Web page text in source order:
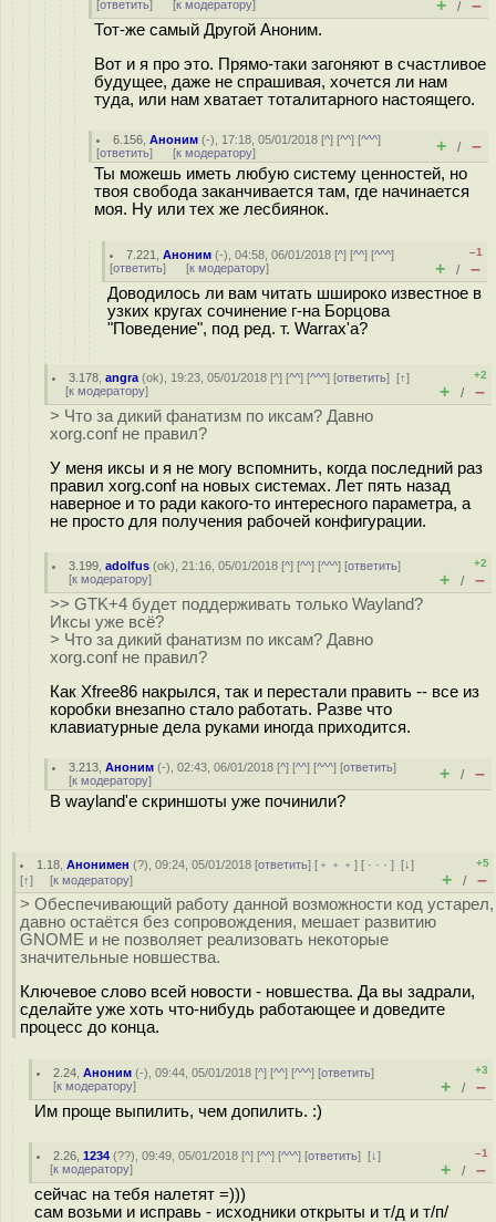
[ответить] [к модератору] + / –
Тот-же самый Другой Аноним.
Вот и я про это. Прямо-таки загоняют в счастливое
будущее, даже не спрашивая, хочется ли нам
туда, или нам хватает тоталитарного настоящего.
6.156 ,Аноним (-), 17:18, 05/01/2018 [^] [^^] [^^^]
[ответить] [к модератору] + / –
Ты можешь иметь любую систему ценностей, но
твоя свобода заканчивается там, где начинается
моя. Ну или тех же лесбиянок.
7.221 ,Аноним (-), 04:58, 06/01/2018 [^] [^^] [^^^]
[ответить] [к модератору]
–1
+ / –
Доводилось ли вам читать шшироко известное в
узких кругах сочинение г-на Борцова
"Поведение", под ред. т. Warrax'а?
3.178 ,angra (ok), 19:23, 05/01/2018 [^] [^^] [^^^] [ответить][↑]
[к модератору]
+2
+ / –
> Что за дикий фанатизм по иксам? Давно
xorg.conf не правил?
У меня иксы и я не могу вспомнить, когда последний раз
правил xorg.conf на новых системах. Лет пять назад
наверное и то ради какого-то интересного параметра, а
не просто для получения рабочей конфигурации.
3.199 ,adolfus (ok), 21:16, 05/01/2018 [^] [^^] [^^^] [ответить]
[к модератору]
+2
+ / –
>> GTK+4 будет поддерживать только Wayland?
Иксы уже всё?
> Что за дикий фанатизм по иксам? Давно
xorg.conf не правил?
Как Xfree86 накрылся, так и перестали править -- все из
коробки внезапно стало работать. Разве что
клавиатурные дела руками иногда приходится.
3.213 ,Аноним (-), 02:43, 06/01/2018 [^] [^^] [^^^] [ответить]
[к модератору] + / –
В wayland'e скриншоты уже починили?
1.18 ,Анонимен (?), 09:24, 05/01/2018 [ответить] [ ﹢﹢﹢] [ · · ·][↓]
[↑] [к модератору]
+5
+ / –
> Обеспечивающий работу данной возможности код устарел,
давно остаётся без сопровождения, мешает развитию
GNOME и не позволяет реализовать некоторые
значительные новшества.
Ключевое слово всей новости - новшества. Да вы задрали,
сделайте уже хоть что-нибудь работающее и доведите
процесс до конца.
2.24 ,Аноним (-), 09:44, 05/01/2018 [^] [^^] [^^^] [ответить]
[к модератору]
+3
+ / –
Им проще выпилить, чем допилить. :)
2.26 ,1234 (??), 09:49, 05/01/2018 [^] [^^] [^^^] [ответить][↓]
[к модератору]
–1
+ / –
сейчас на тебя налетят =)))
сам возьми и исправь - исходники открыты и т/д и т/п/